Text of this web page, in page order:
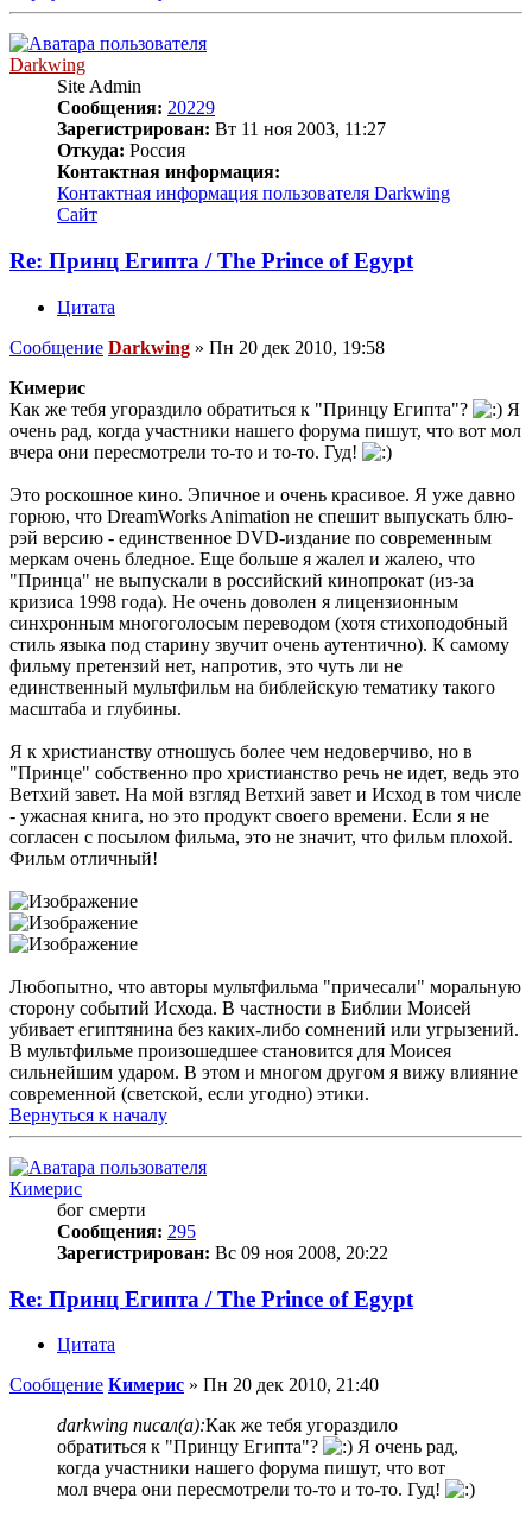
Darkwing
Site Admin
Сообщения: 20229
Зарегистрирован: Вт 11 ноя 2003, 11:27
Откуда: Россия
Контактная информация:
Контактная информация пользователя Darkwing
Сайт
Re: Принц Египта / The Prince of Egypt
Цитата
Сообщение Darkwing » Пн 20 дек 2010, 19:58
Кимерис
Как же тебя угораздило обратиться к "Принцу Египта"?
Я
очень рад, когда участники нашего форума пишут, что вот мол
вчера они пересмотрели то-то и то-то. Гуд!
Это роскошное кино. Эпичное и очень красивое. Я уже давно
горюю, что DreamWorks Animation не спешит выпускать блю-
рэй версию - единственное DVD-издание по современным
меркам очень бледное. Еще больше я жалел и жалею, что
"Принца" не выпускали в российский кинопрокат (из-за
кризиса 1998 года). Не очень доволен я лицензионным
синхронным многоголосым переводом (хотя стихоподобный
стиль языка под старину звучит очень аутентично). К самому
фильму претензий нет, напротив, это чуть ли не
единственный мультфильм на библейскую тематику такого
масштаба и глубины.
Я к христианству отношусь более чем недоверчиво, но в
"Принце" собственно про христианство речь не идет, ведь это
Ветхий завет. На мой взгляд Ветхий завет и Исход в том числе
- ужасная книга, но это продукт своего времени. Если я не
согласен с посылом фильма, это не значит, что фильм плохой.
Фильм отличный!
Любопытно, что авторы мультфильма "причесали" моральную
сторону событий Исхода. В частности в Библии Моисей
убивает египтянина без каких-либо сомнений или угрызений.
В мультфильме произошедшее становится для Моисея
сильнейшим ударом. В этом и многом другом я вижу влияние
современной (светской, если угодно) этики.
Вернуться к началу
Кимерис
бог смерти
Сообщения: 295
Зарегистрирован: Вс 09 ноя 2008, 20:22
Re: Принц Египта / The Prince of Egypt
Цитата
Сообщение Кимерис » Пн 20 дек 2010, 21:40
darkwing писал(а):Как же тебя угораздило
обратиться к "Принцу Египта"?
Я очень рад,
когда участники нашего форума пишут, что вот
мол вчера они пересмотрели то-то и то-то. Гуд!